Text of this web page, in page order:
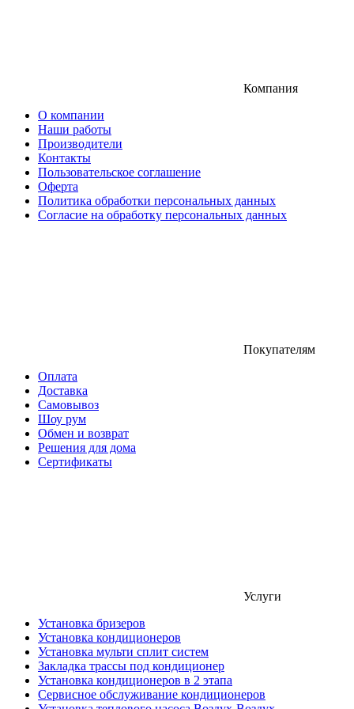
Компания
О компании
Наши работы
Производители
Контакты
Пользовательское соглашение
Оферта
Политика обработки персональных данных
Согласие на обработку персональных данных
Покупателям
Оплата
Доставка
Самовывоз
Шоу рум
Обмен и возврат
Решения для дома
Сертификаты
Услуги
Установка бризеров
Установка кондиционеров
Установка мульти сплит систем
Закладка трассы под кондиционер
Установка кондиционеров в 2 этапа
Сервисное обслуживание кондиционеров